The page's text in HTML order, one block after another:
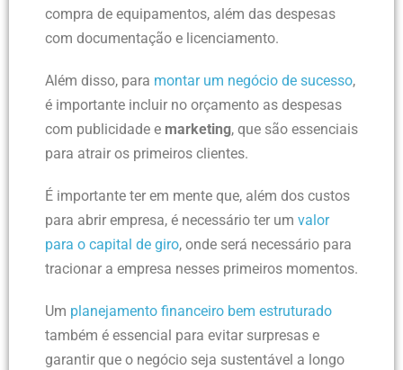
compra de equipamentos, além das despesas
com documentação e licenciamento.
Além disso, para montar um negócio de sucesso,
é importante incluir no orçamento as despesas
com publicidade e marketing, que são essenciais
para atrair os primeiros clientes.
É importante ter em mente que, além dos custos
para abrir empresa, é necessário ter um valor
para o capital de giro, onde será necessário para
tracionar a empresa nesses primeiros momentos.
Um planejamento financeiro bem estruturado
também é essencial para evitar surpresas e
garantir que o negócio seja sustentável a longo